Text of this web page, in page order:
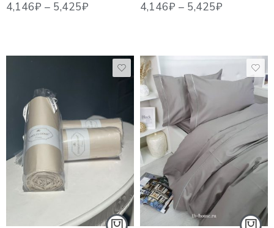
4,146 ₽–5,425₽
100*200 СМ
160*200 СМ
4,146 ₽–5,425₽
100*200 СМ
160*200 СМ
180*200 СМ